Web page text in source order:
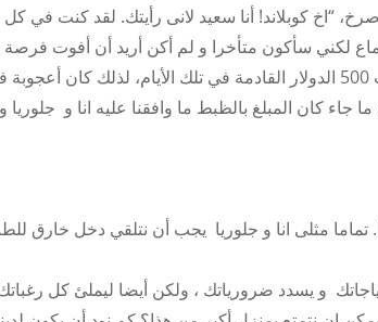
“اخ كوبلاند! أنا سعيد لانى رأيتك. لقد كنت في
لكني سأكون متأخرا و لم أكن أريد أن أفوت
التقدمة! “ثم سلم لي شيكا بمبلغ 500 دولار. لم يكن لدينا العديد من شيكات 500 الدولار القادمة في تلك الأيام، لذلك
كان المبلغ بالظبط ما وافقنا عليه انا و جلوريا و
مثلى انا و جلوريا يجب أن نتلقي دخل خارق
و يسدد ضرورياتك ، ولكن أيضا ليملئ كل